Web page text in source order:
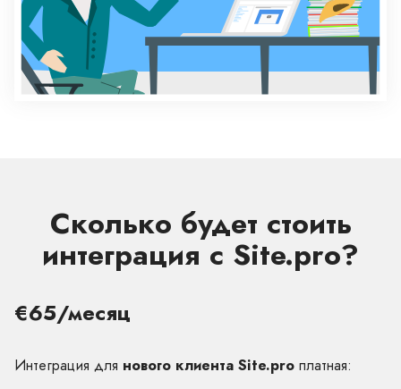
Сколько будет стоить
интеграция с Site.pro?
€65/месяц
Интеграция для нового клиента Site.pro платная: